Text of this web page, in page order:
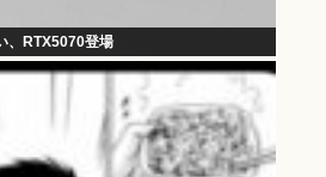
、RTX5070登場